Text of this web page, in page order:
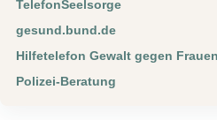
TelefonSeelsorge
gesund.bund.de
Hilfetelefon Gewalt gegen Frauen
Polizei-Beratung